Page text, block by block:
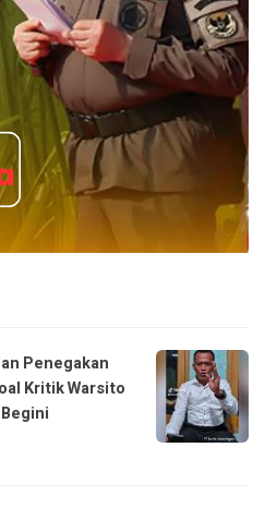
Penegakan
Kritik Warsito